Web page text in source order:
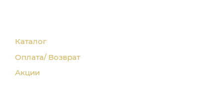
Каталог
Оплата/ Возврат
Акции